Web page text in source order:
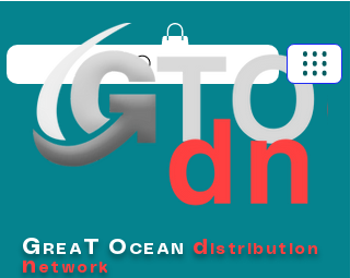
G REA T O CEAN d istribution
n etwork